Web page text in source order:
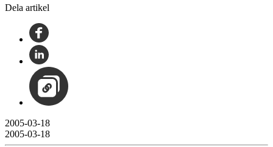
Dela artikel
2005-03-18
2005-03-18